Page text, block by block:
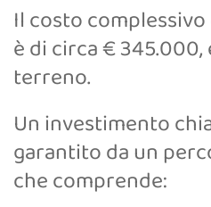
Il costo
è di circa € 345.000,
terreno.
Un investimento
garantito da un
che comprende: